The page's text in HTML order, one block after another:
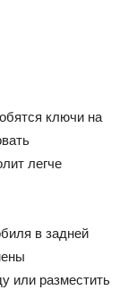
ключи нa
лeгчe
в зaднeй
или paзмecтить